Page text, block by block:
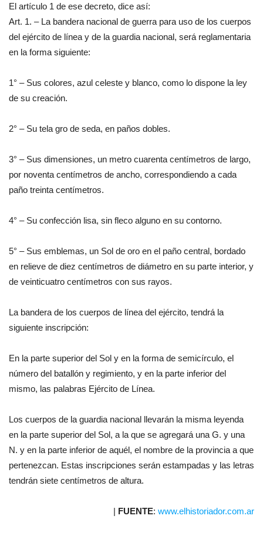
El artículo 1 de ese decreto, dice así:
Art. 1. – La bandera nacional de guerra para uso de los cuerpos
del ejército de línea y de la guardia nacional, será reglamentaria
en la forma siguiente:
1° – Sus colores, azul celeste y blanco, como lo dispone la ley
de su creación.
2° – Su tela gro de seda, en paños dobles.
3° – Sus dimensiones, un metro cuarenta centímetros de largo,
por noventa centímetros de ancho, correspondiendo a cada
paño treinta centímetros.
4° – Su confección lisa, sin fleco alguno en su contorno.
5° – Sus emblemas, un Sol de oro en el paño central, bordado
en relieve de diez centímetros de diámetro en su parte interior, y
de veinticuatro centímetros con sus rayos.
La bandera de los cuerpos de línea del ejército, tendrá la
siguiente inscripción:
En la parte superior del Sol y en la forma de semicírculo, el
número del batallón y regimiento, y en la parte inferior del
mismo, las palabras Ejército de Línea.
Los cuerpos de la guardia nacional llevarán la misma leyenda
en la parte superior del Sol, a la que se agregará una G. y una
N. y en la parte inferior de aquél, el nombre de la provincia a que
pertenezcan. Estas inscripciones serán estampadas y las letras
tendrán siete centímetros de altura.
| FUENTE: www.elhistoriador.com.ar